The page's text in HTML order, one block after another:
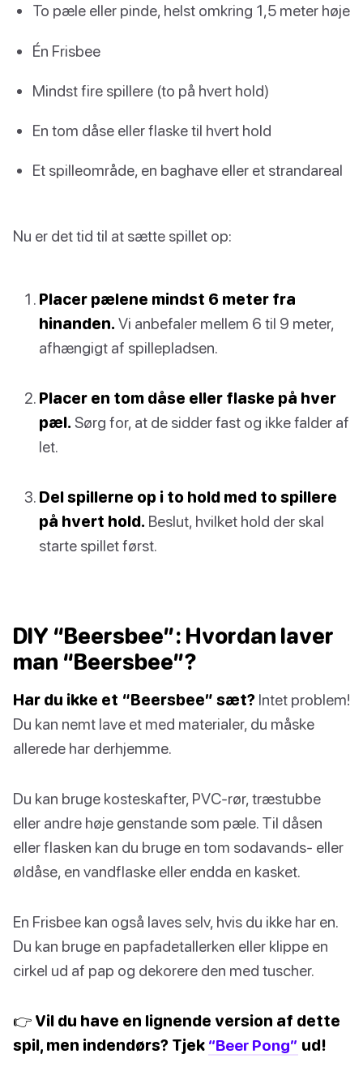
To pæle eller pinde, helst omkring 1,5 meter høje
Én Frisbee
Mindst fire spillere (to på hvert hold)
En tom dåse eller flaske til hvert hold
Et spilleområde, en baghave eller et strandareal
Nu er det tid til at sætte spillet op:
Placer pælene mindst 6 meter fra
hinanden. Vi anbefaler mellem 6 til 9 meter,
afhængigt af spillepladsen.
Placer en tom dåse eller flaske på hver
pæl. Sørg for, at de sidder fast og ikke falder af
let.
Del spillerne op i to hold med to spillere
på hvert hold. Beslut, hvilket hold der skal
starte spillet først.
DIY “Beersbee”: Hvordan laver
man “Beersbee”?
Har du ikke et “Beersbee” sæt? Intet problem!
Du kan nemt lave et med materialer, du måske
allerede har derhjemme.
Du kan bruge kosteskafter, PVC-rør, træstubbe
eller andre høje genstande som pæle. Til dåsen
eller flasken kan du bruge en tom sodavands- eller
øldåse, en vandflaske eller endda en kasket.
En Frisbee kan også laves selv, hvis du ikke har en.
Du kan bruge en papfadetallerken eller klippe en
cirkel ud af pap og dekorere den med tuscher.
👉 Vil du have en lignende version af dette
spil, men indendørs? Tjek “Beer Pong” ud!